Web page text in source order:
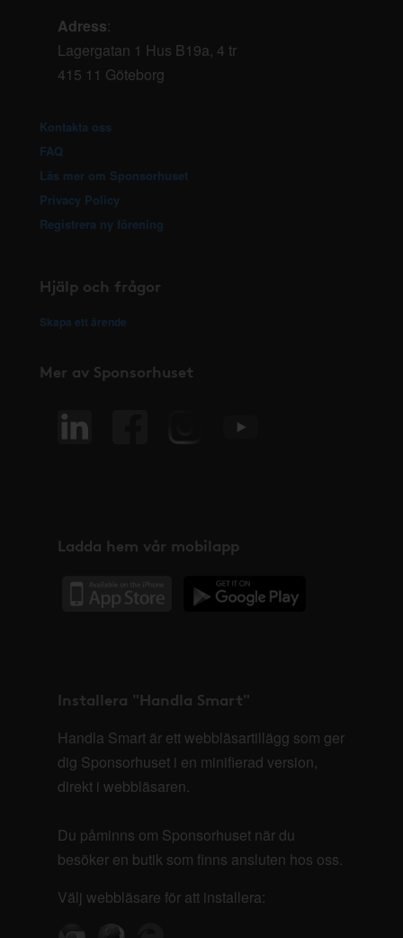
Adress:
Lagergatan 1 Hus B19a, 4 tr
415 11 Göteborg
Kontakta oss
FAQ
Läs mer om Sponsorhuset
Privacy Policy
Registrera ny förening
Hjälp och frågor
Skapa ett ärende
Mer av Sponsorhuset
Ladda hem vår mobilapp
Installera "Handla Smart"
Handla Smart är ett webbläsartillägg som ger
dig Sponsorhuset i en minifierad version,
direkt i webbläsaren.
Du påminns om Sponsorhuset när du
besöker en butik som finns ansluten hos oss.
Välj webbläsare för att installera: